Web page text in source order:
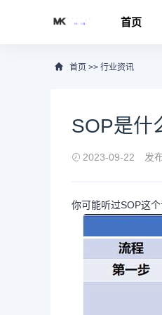
首页
首页 >> 行业资讯
SOP是什
2023-09-22 发
你可能听过SOP这